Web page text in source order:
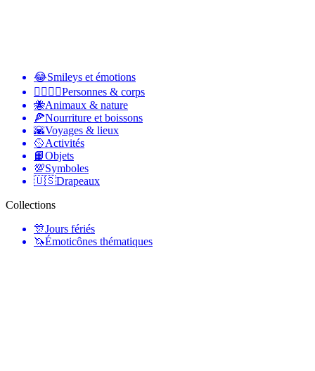
😂Smileys et émotions
👩‍❤️‍💋‍👨Personnes & corps
🐝Animaux & nature
🍕Nourriture et boissons
🌇Voyages & lieux
🥎Activités
📙Objets
💯Symboles
🇺🇸Drapeaux
Collections
🎊Jours fériés
🦄Émoticônes thématiques